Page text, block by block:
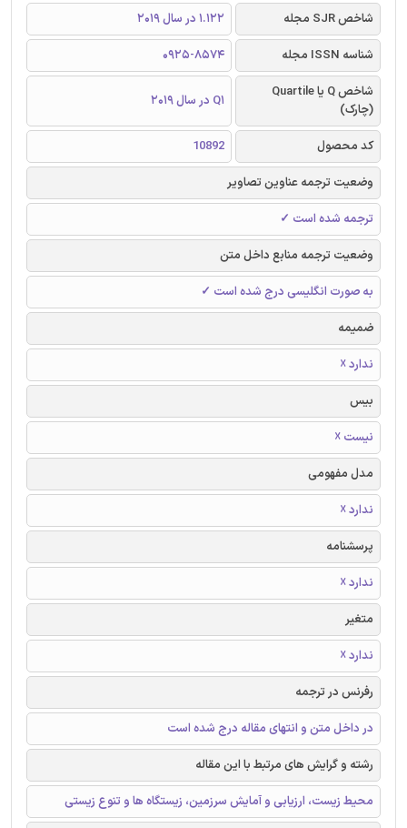
شاخص SJR مجله
1.122 در سال 2019
شناسه ISSN مجله
0925-8574
شاخص Q یا Quartile
(چارک)
Q1 در سال 2019
کد محصول
10892
وضعیت ترجمه عناوین تصاویر
ترجمه شده است ✓
وضعیت ترجمه منابع داخل متن
به صورت انگلیسی درج شده است ✓
ضمیمه
ندارد ☓
بیس
نیست ☓
مدل مفهومی
ندارد ☓
پرسشنامه
ندارد ☓
متغیر
ندارد ☓
رفرنس در ترجمه
در داخل متن و انتهای مقاله درج شده است
رشته و گرایش های مرتبط با این مقاله
محیط زیست، ارزیابی و آمایش سرزمین، زیستگاه ها و تنوع زیستی